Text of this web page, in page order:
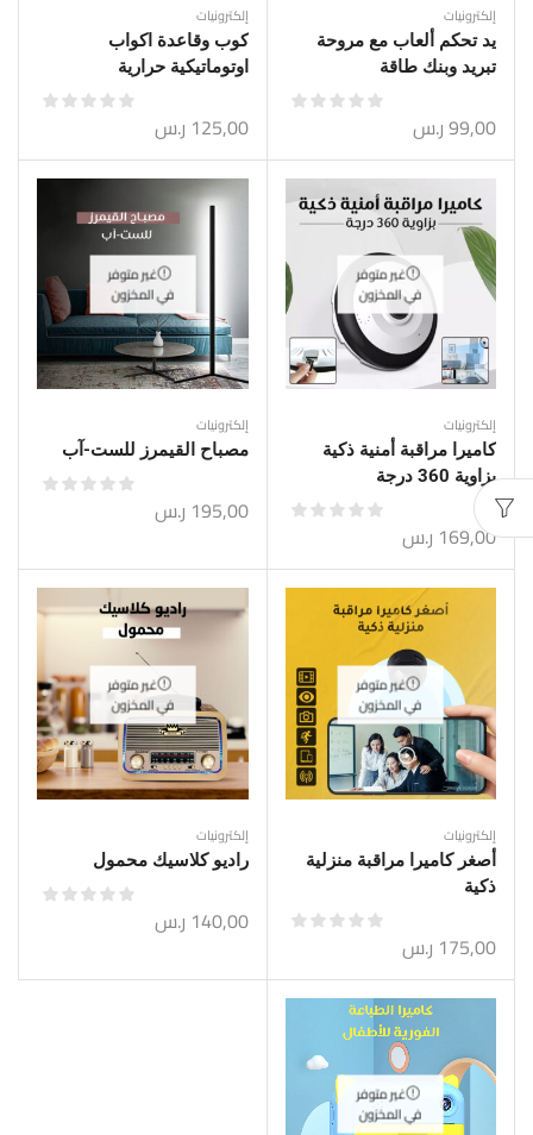
إلكترونيات
يد تحكم ألعاب مع مروحة
تبريد وبنك طاقة
99,00ر.س
إلكترونيات
كوب وقاعدة اكواب
اوتوماتيكية حرارية
125,00 ر.س
غير متوفر
في المخزون
إلكترونيات
كاميرا مراقبة أمنية ذكية
بزاوية 360 درجة
169,00 ر.س
غير متوفر
في المخزون
إلكترونيات
مصباح القيمرز للست-آب
195,00 ر.س
غير متوفر
في المخزون
إلكترونيات
أصغر كاميرا مراقبة منزلية
ذكية
175,00 ر.س
غير متوفر
في المخزون
إلكترونيات
راديو كلاسيك محمول
140,00 ر.س
غير متوفر
في المخزون